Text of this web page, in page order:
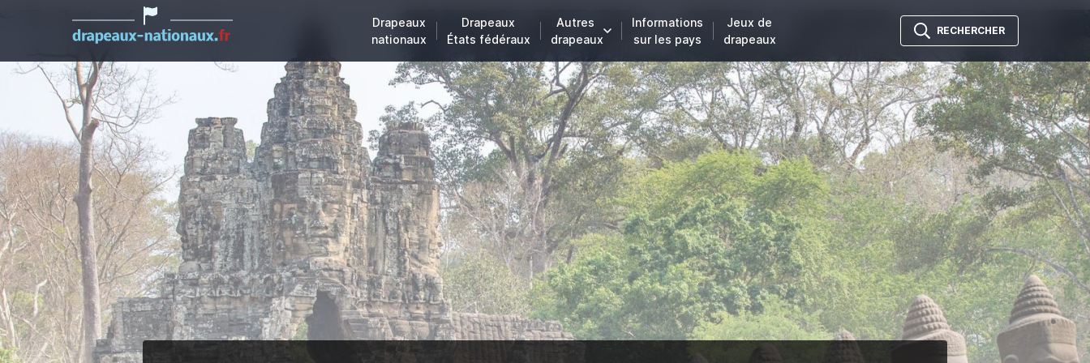
Drapeaux
nationaux
Drapeaux
États fédéraux
Autres
drapeaux
Informations
sur les pays
Jeux de
drapeaux
RECHERCHER